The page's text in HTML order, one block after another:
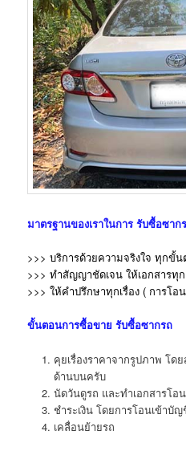
มาตรฐานของเราในการรับซื้อซาก
>>> บริการด้วยความจริงใจ ทุกขั้
>>> ทำสัญญาชัดเจน ให้เอกสารทุ
>>> ให้คำปรึกษาทุกเรื่อง ( การโ
ขั้นตอนการซื้อขาย รับซื้อซากรถ
คุยเรื่องราคาจากรูปภาพ โด
ด้านบนครับ
นัดวันดูรถ และทำเอกสารโ
ชำระเงิน โดยการโอนเข้าบั
เคลื่อนย้ายรถ